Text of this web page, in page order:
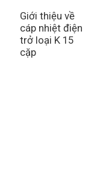
Giới thiệu về
cáp nhiệt điện
trở loại K 15
cặp